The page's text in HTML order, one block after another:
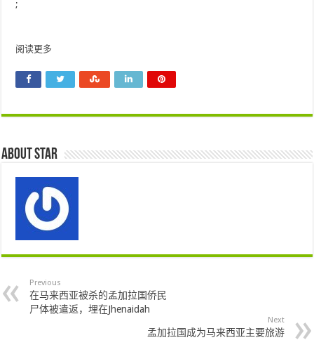
;
阅读更多
About star
Previous
在马来西亚被杀的孟加拉国侨民
尸体被遣返，埋在Jhenaidah
Next
孟加拉国成为马来西亚主要旅游